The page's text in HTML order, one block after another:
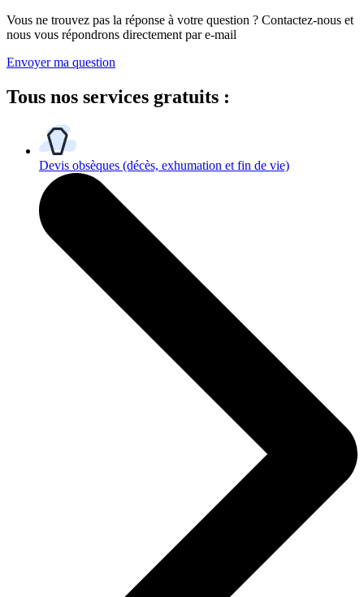
Vous ne trouvez pas la réponse à votre question ? Contactez-nous et
nous vous répondrons directement par e-mail
Envoyer ma question
Tous nos services gratuits :
Devis obsèques (décès, exhumation et fin de vie)